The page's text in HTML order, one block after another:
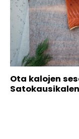
Ota kalojen